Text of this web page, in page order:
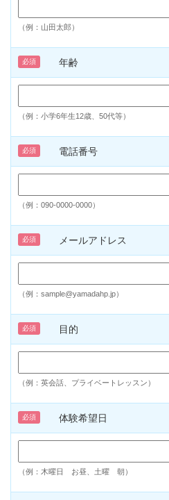
（例：山田太郎）
年齢
必須
（例：小学6年生12歳、50代等）
電話番号
必須
（例：090-0000-0000）
メールアドレス
必須
（例：sample@yamadahp.jp）
目的
必須
（例：英会話、プライベートレッスン）
体験希望日
必須
（例：木曜日 お昼、土曜 朝）